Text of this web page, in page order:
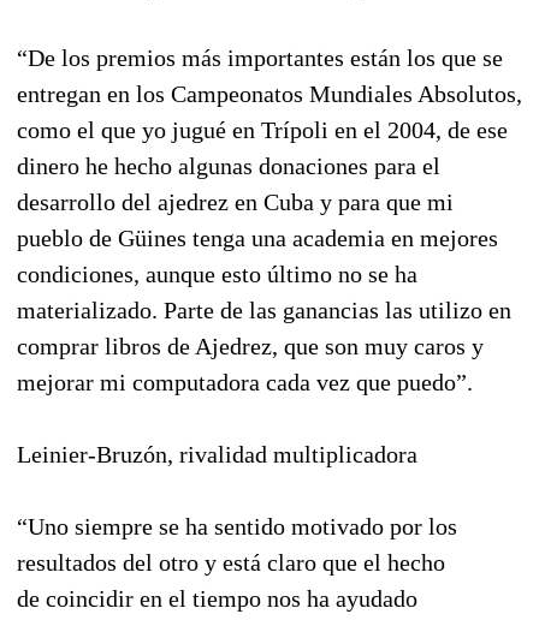
“De los premios más importantes están los que se
entregan en los Campeonatos Mundiales Absolutos,
como el que yo jugué en Trípoli en el 2004, de ese
dinero he hecho algunas donaciones para el
desarrollo del ajedrez en Cuba y para que mi
pueblo de Güines tenga una academia en mejores
condiciones, aunque esto último no se ha
materializado. Parte de las ganancias las utilizo en
comprar libros de Ajedrez, que son muy caros y
mejorar mi computadora cada vez que puedo”.
Leinier-Bruzón, rivalidad multiplicadora
“Uno siempre se ha sentido motivado por los
resultados del otro y está claro que el hecho
de coincidir en el tiempo nos ha ayudado